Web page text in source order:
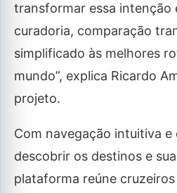
transformar essa
curadoria, comparação
simplificado às melhores
mundo”, explica Ricardo
projeto.
Com navegação intuitiva e
descobrir os destinos e
plataforma reúne